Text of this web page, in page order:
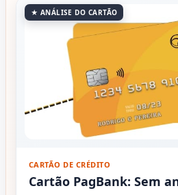
★ ANÁLISE DO CARTÃO
CARTÃO DE CRÉDITO
Cartão PagBank: Sem